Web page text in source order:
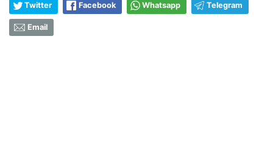
Twitter Facebook Whatsapp Telegram
Email